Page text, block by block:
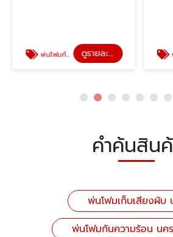
พ่นโฟมกันความร้อน นครสวรรค์ ดูรายละเอียด พ่น
คำค้นสิน
พ่นโฟมเก็บเสียงผับ
พ่นโฟมกันความร้อน นค